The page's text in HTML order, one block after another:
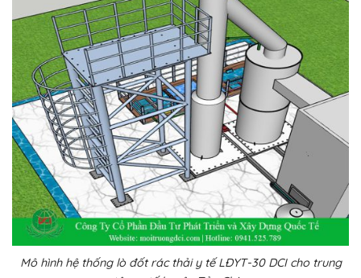
Mô hình hệ thống lò đốt rác thải y tế LĐYT-30 DCI cho trung